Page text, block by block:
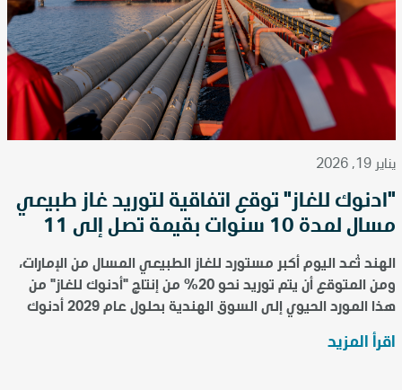
يناير 19, 2026
"أدنوك للغاز" توقّع اتفاقية لتوريد غاز طبيعي
مسال لمدة 10 سنوات بقيمة تصل إلى 11
مليار درهم (3 مليارات دولار) مع شركة
"هندوستان للبترول"
الهند تُعد اليوم أكبر مستورد للغاز الطبيعي المسال من الإمارات،
ومن المتوقع أن يتم توريد نحو 20% من إنتاج "أدنوك للغاز" من
هذا المورد الحيوي إلى السوق الهندية بحلول عام 2029 أدنوك
للغاز" تُبرم عقود لتوريد الغاز الطب...
اقرأ المزيد